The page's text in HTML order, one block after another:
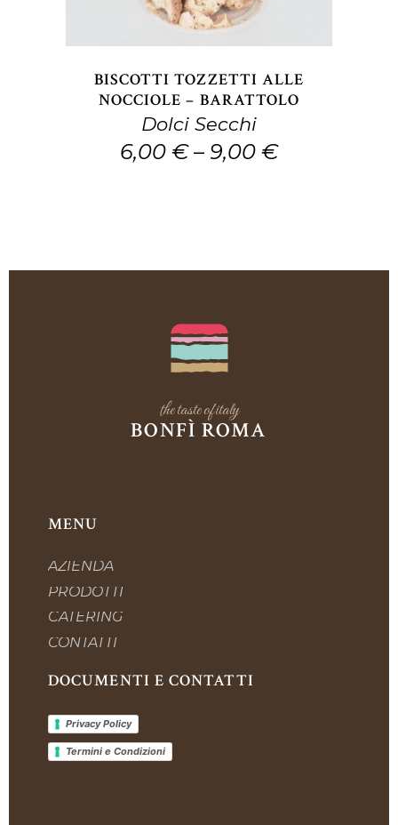
varianti.
Le
opzioni
possono
essere
scelte
BISCOTTI TOZZETTI ALLE
NOCCIOLE – BARATTOLO
Dolci Secchi
6,00 €– 9,00 €
the taste of italy
BONFÌ ROMA
MENU
AZIENDA
PRODOTTI
CATERING
CONTATTI
DOCUMENTI E CONTATTI
Privacy Policy
Termini e Condizioni